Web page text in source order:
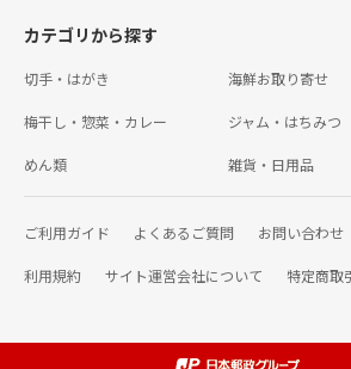
カテゴリから探す
切手・はがき 海鮮お取り寄せ
梅干し・惣菜・カレー ジャム・はちみつ
めん類 雑貨・日用品
ご利用ガイド よくあるご質問 お問い合わせ
利用規約 サイト運営会社について 特定商取